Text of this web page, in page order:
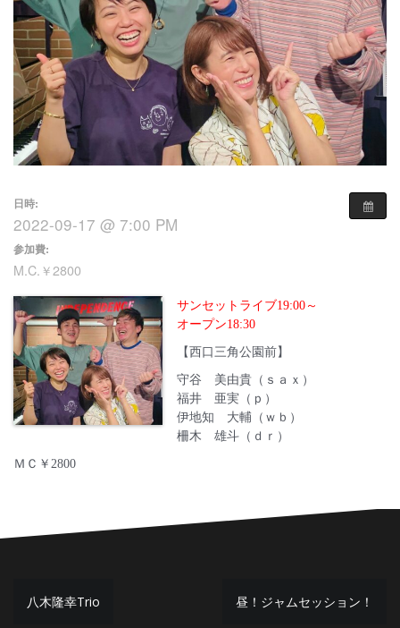
日時:
2022-09-17 @ 7:00 PM
参加費:
M.C.￥2800
サンセットライブ19:00～
オープン18:30
【西口三角公園前】
守谷 美由貴（ｓａｘ）
福井 亜実（ｐ）
伊地知 大輔（ｗｂ）
柵木 雄斗（ｄｒ）
ＭＣ￥2800
投
八木隆幸Trio 昼！ジャムセッション！